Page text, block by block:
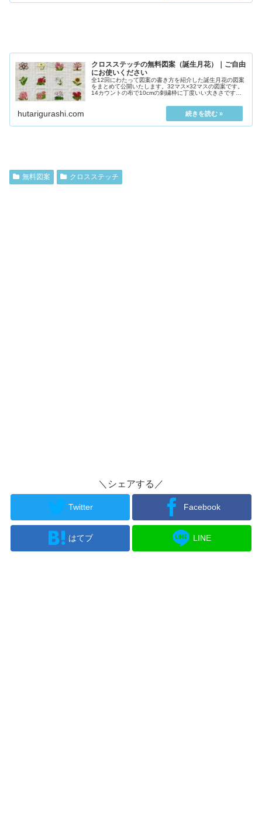
クロスステッチの無料図案（誕生月花）｜ご自由
にお使いください
全12回にわたって図案の書き方を紹介した誕生月花の図案
をまとめて公開いたします。32マス×32マスの図案です。
14カウントの布で10cmの刺繍枠に丁度いい大きさです。
hutarigurashi.com
無料図案 クロスステッチ
＼シェアする／
Twitter Facebook
はてブ LINE